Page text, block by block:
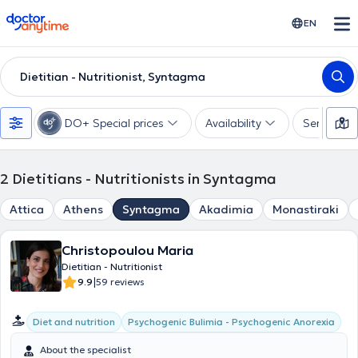
doctoranytime EN
Dietitian - Nutritionist, Syntagma
DO+ Special prices Availability Services
2 Dietitians - Nutritionists in Syntagma
Attica Athens Syntagma Akadimia Monastiraki
Christopoulou Maria
Dietitian - Nutritionist
9.9|59 reviews
Diet and nutrition Psychogenic Bulimia - Psychogenic Anorexia
About the specialist